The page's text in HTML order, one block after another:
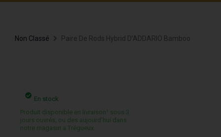
Non Classé Paire De Rods Hybrid D’ADDARIO Bamboo
En stock
Produit disponible en livraison¹ sous 3
jours ouvrés, ou des aujourd’hui dans
notre magasin a Trégueux.